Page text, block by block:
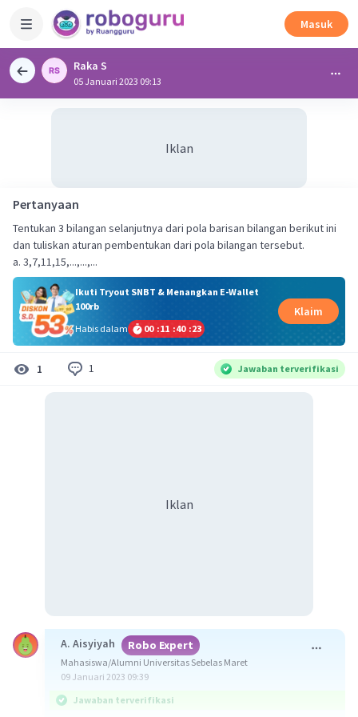
Masuk
Raka S
05 Januari 2023 09:13
Iklan
Pertanyaan
Tentukan 3 bilangan selanjutnya dari pola barisan bilangan berikut ini
dan tuliskan aturan pembentukan dari pola bilangan tersebut.
a. 3,7,11,15,...,...,...
Ikuti Tryout SNBT & Menangkan E-Wallet
100rb
Habis dalam
00 :11 :40 :22
Klaim
1 1 Jawaban terverifikasi
Iklan
A. Aisyiyah Robo Expert
Mahasiswa/Alumni Universitas Sebelas Maret
09 Januari 2023 09:39
Jawaban terverifikasi